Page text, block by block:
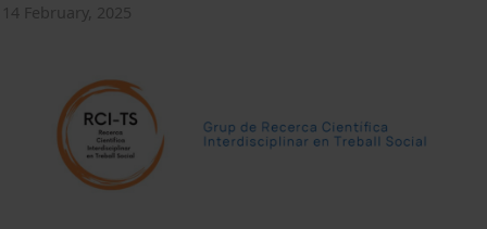
14 February, 2025